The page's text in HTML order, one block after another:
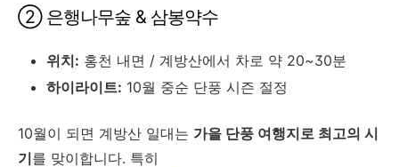
② 은행나무숲 & 삼봉약수
위치: 홍천 내면 / 계방산에서 차로 약 20~30분
하이라이트: 10월 중순 단풍 시즌 절정
10월이 되면 계방산 일대는 가을 단풍 여행지로 최고의 시
기를 맞이합니다. 특히